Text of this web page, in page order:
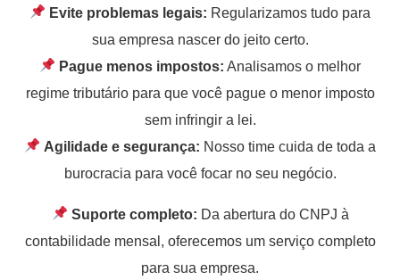
Evite problemas legais: Regularizamos tudo para
sua empresa nascer do jeito certo.
Pague menos impostos: Analisamos o melhor
regime tributário para que você pague o menor imposto
sem infringir a lei.
Agilidade e segurança: Nosso time cuida de toda a
burocracia para você focar no seu negócio.
Suporte completo: Da abertura do CNPJ à
contabilidade mensal, oferecemos um serviço completo
para sua empresa.